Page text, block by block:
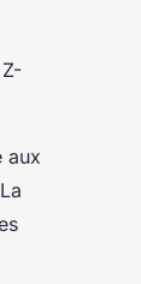
aux